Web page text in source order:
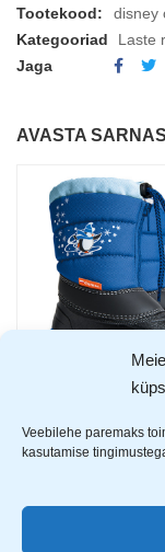
Veebilehe paremaks
kasutamise
Tootekood:
disney
Kategooriad
Laste
Jaga
AVASTA
talvesaapad
46,99€
32,99€